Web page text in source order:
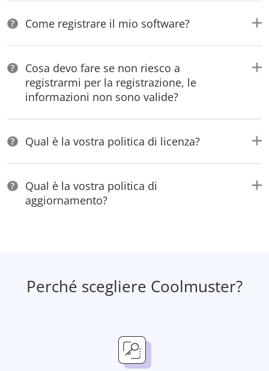
Come registrare il mio software?
Cosa devo fare se non riesco a
registrarmi per la registrazione, le
informazioni non sono valide?
Qual è la vostra politica di licenza?
Qual è la vostra politica di
aggiornamento?
Perché scegliere Coolmuster?